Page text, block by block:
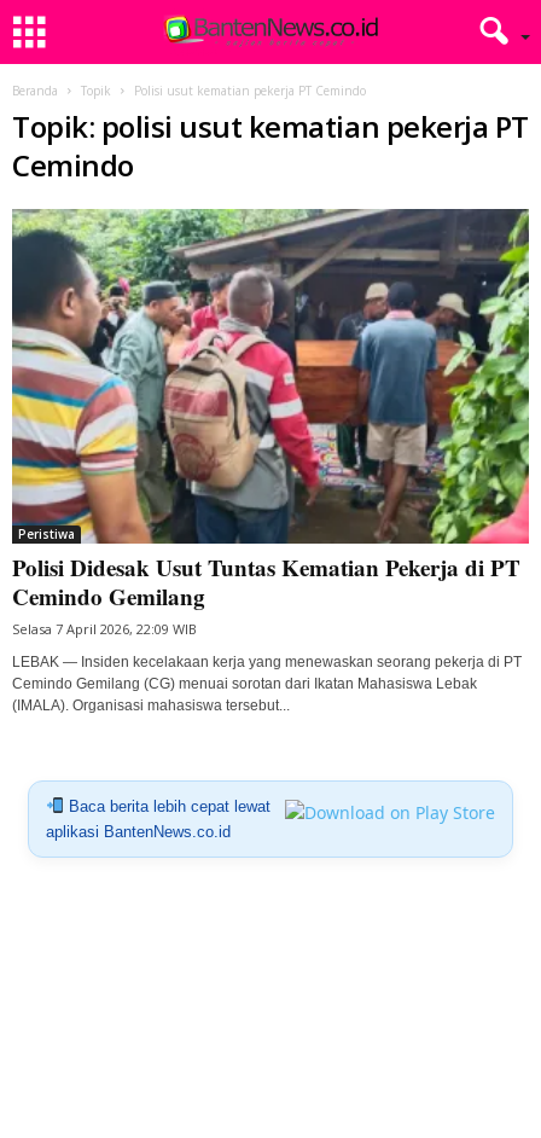
Beranda Topik Polisi usut kematian pekerja PT Cemindo
Topik: polisi usut kematian pekerja PT
Cemindo
Peristiwa
Polisi Didesak Usut Tuntas Kematian Pekerja di PT
Cemindo Gemilang
Selasa 7 April 2026, 22:09 WIB
LEBAK — Insiden kecelakaan kerja yang menewaskan seorang pekerja di PT
Cemindo Gemilang (CG) menuai sorotan dari Ikatan Mahasiswa Lebak
(IMALA). Organisasi mahasiswa tersebut...
Baca berita lebih cepat lewat
aplikasi BantenNews.co.id